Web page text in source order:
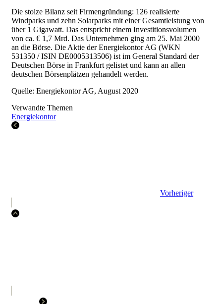
Die stolze Bilanz seit Firmengründung: 126 realisierte
Windparks und zehn Solarparks mit einer Gesamtleistung von
über 1 Gigawatt. Das entspricht einem Investitionsvolumen
von ca. € 1,7 Mrd. Das Unternehmen ging am 25. Mai 2000
an die Börse. Die Aktie der Energiekontor AG (WKN
531350 / ISIN DE0005313506) ist im General Standard der
Deutschen Börse in Frankfurt gelistet und kann an allen
deutschen Börsenplätzen gehandelt werden.
Quelle: Energiekontor AG, August 2020
Verwandte Themen
Energiekontor
Vorheriger